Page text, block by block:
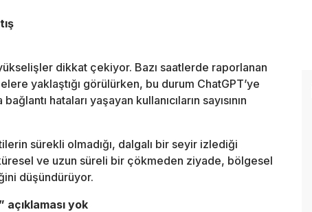
dikkat çekiyor. Bazı saatlerde raporlanan
yaklaştığı görülürken, bu durum ChatGPT’ye
hataları yaşayan kullanıcıların sayısının
sürekli olmadığı, dalgalı bir seyir izlediği
ve uzun süreli bir çökmeden ziyade, bölgesel
düşündürüyor.
yok